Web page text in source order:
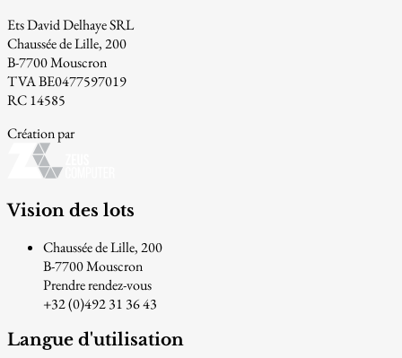
Ets David Delhaye SRL
Chaussée de Lille, 200
B-7700 Mouscron
TVA BE0477597019
RC 14585
Création par
Vision des lots
Chaussée de Lille, 200
B-7700 Mouscron
Prendre rendez-vous
+32 (0)492 31 36 43
Langue d'utilisation